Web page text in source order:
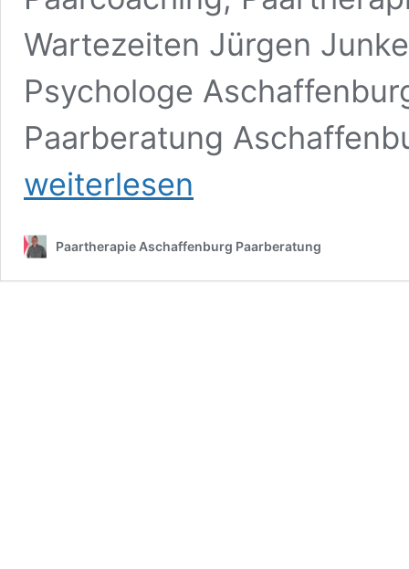
Wartezeiten Jürgen
Psychologe
Paarberatung
weiterlesen
Paartherapie Aschaffenburg Paarberatung